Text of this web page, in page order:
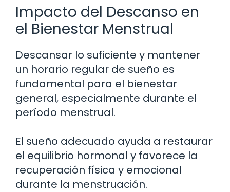
Impacto del Descanso en
el Bienestar Menstrual
Descansar lo suficiente y mantener
un horario regular de sueño es
fundamental para el bienestar
general, especialmente durante el
período menstrual.
El sueño adecuado ayuda a restaurar
el equilibrio hormonal y favorece la
recuperación física y emocional
durante la menstruación.